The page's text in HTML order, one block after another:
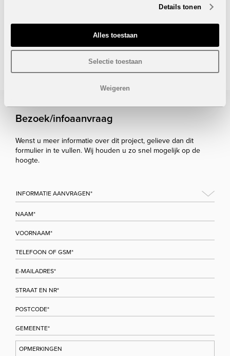
Details tonen
Alles toestaan
Selectie toestaan
Weigeren
Onder voorbehoud van eventuele prijswijzigingen.
STUUR NAAR EEN VRIEND
Bezoek/infoaanvraag
Wenst u meer informatie over dit project, gelieve dan dit
formulier in te vullen. Wij houden u zo snel mogelijk op de
hoogte.